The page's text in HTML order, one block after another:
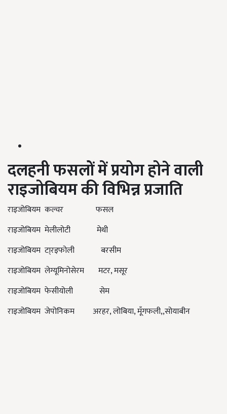
दलहनी फसलों में प्रयोग होने वाली
राइजोबियम की विभिन्न प्रजाति
राइजोबियम कल्चर फसल
राइजोबियम मेलीलोटी मेथी
राइजोबियम टा्रइफोली बरसीम
राइजोबियम लेग्यूमिनोसेरम मटर, मसूर
राइजोबियम फेसीयोली सेम
राइजोबियम जेपोनिकम अरहर, लोबिया, मूँगफली,,सोयाबीन